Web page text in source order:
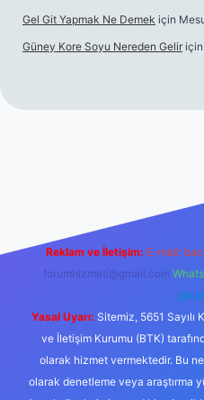
Gel Git Yapmak Ne Demek için
Güney Kore Soyu Nereden Gelir için
Reklam ve İletişim: E-mail:
forumhizmeti@gmail.com
Yasal Uyarı: Sitemiz, 5651
ve İletişim Kurumu (BTK)
olarak hizmet vermektedir. Bu
olarak denetleme veya araştırma